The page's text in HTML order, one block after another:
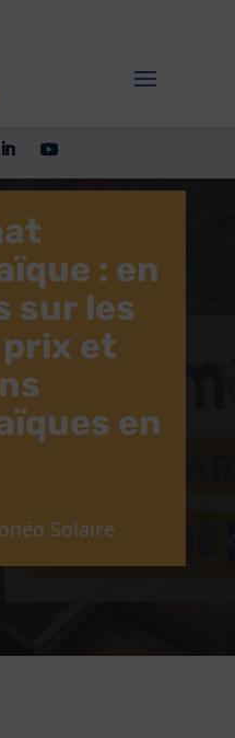
: en
sur les
et
en
Solaire